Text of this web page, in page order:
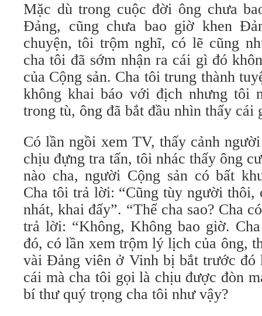
Mặc dù trong cuộc đời ông chưa
Đảng, cũng chưa bao giờ khen
chuyện, tôi trộm nghĩ, có lẽ cũng
cha tôi đã sớm nhận ra cái gì đó
của Cộng sản. Cha tôi trung thành
không khai báo với địch nhưng tôi
trong tù, ông đã bắt đầu nhìn thấy cái
Có lần ngồi xem TV, thấy cảnh
chịu đựng tra tấn, tôi nhác thấy ông
nào cha, người Cộng sản có bất
Cha tôi trả lời: “Cũng tùy người thôi,
nhát, khai đấy”. “Thế cha sao? Cha
trả lời: “Không, Không bao giờ.
đó, có lần xem trộm lý lịch của ông,
vài Đảng viên ở Vinh bị bắt trước đó
cái mà cha tôi gọi là chịu được đòn
bí thư quý trọng cha tôi như vậy?